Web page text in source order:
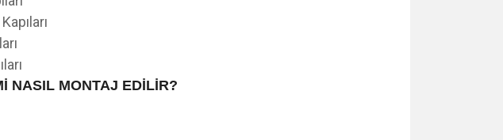
NASIL MONTAJ EDİLİR?